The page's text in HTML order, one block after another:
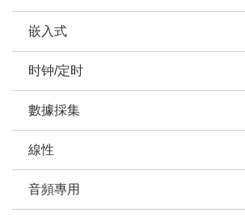
嵌入式
时钟/定时
數據採集
線性
音頻專用